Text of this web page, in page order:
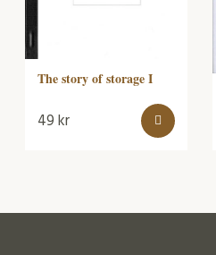
The story of storage I
49kr